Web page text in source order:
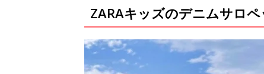
ZARAキッズのデニムサロ